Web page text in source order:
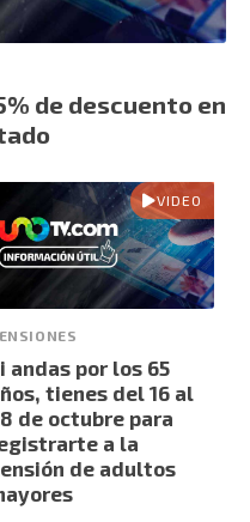
de descuento en
VIDEO
andas por los 65
tienes del 16 al
de octubre para
a la
de adultos